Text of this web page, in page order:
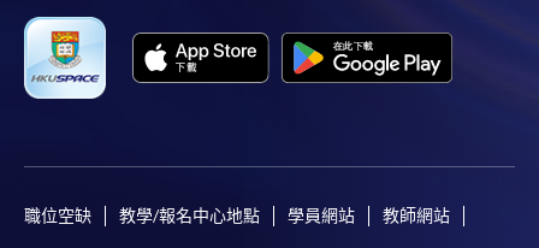
Mastercard繳付有關課程的報名費或學費。除上述支
付方式之外，如就讀學歷頒授課程設有網上服務，學
員亦可以微信支付（Online WeChat Pay）、支付寶
（Online Alipay）或轉數快（FPS）繳付學費，詳情請
職位空缺 教學/報名中心地點 學員網站 教師網站